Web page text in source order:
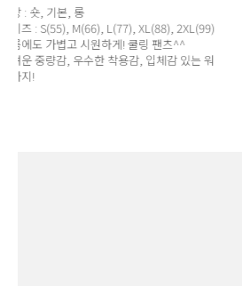
사방스판으로 편~안하고 트랜디하게!요즘 유행
하는 산뜻한 진청 컬러에요♥